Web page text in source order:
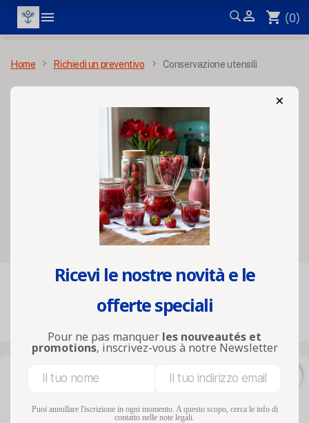
  shopping_cart (0)
MENÙ
Home Richiedi un preventivo Conservazione utensili
Conservazione
utensili
×
Ricevi le nostre novità e le
offerte speciali
Pour ne pas manquer les nouveautés et
promotions, inscrivez-vous à notre Newsletter
Puoi annullare l'iscrizione in ogni momento. A questo scopo, cerca le info di
contatto nelle note legali.